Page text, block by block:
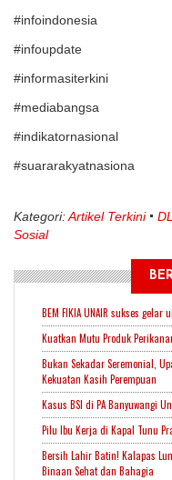
#infoindonesia
#infoupdate
#informasiterkini
#mediabangsa
#indikatornasional
#suararakyatnasiona
Kategori:Artikel Terkini
Sosial
BEM FIKIA UNAIR sukses
Kuatkan Mutu Produk
Bukan Sekadar Seremonial,
Kekuatan Kasih Perempuan
Kasus BSI di PA Banyuwangi
Pilu Ibu Kerja di Kapal Tunu
Bersih Lahir Batin! Kalapas
Binaan Sehat dan Bahagia